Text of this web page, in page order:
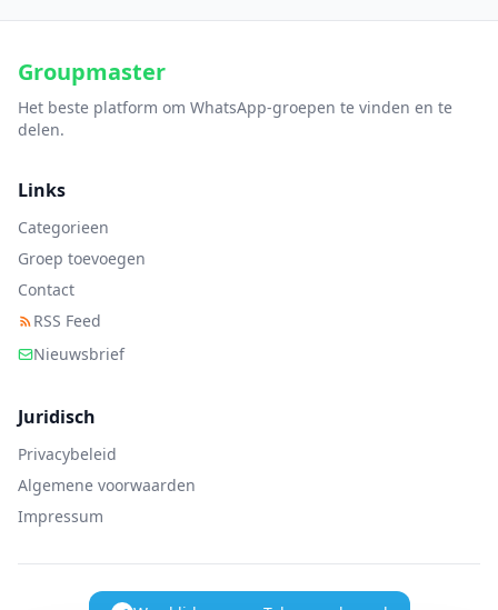
Groupmaster
Het beste platform om WhatsApp-groepen te vinden en te
delen.
Links
Categorieen
Groep toevoegen
Contact
RSS Feed
Nieuwsbrief
Juridisch
Privacybeleid
Algemene voorwaarden
Impressum